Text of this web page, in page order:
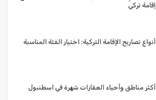
إقامة تركي
أنواع تصاريح الإقامة التركية: اختيار الفئة المناسبة
أكثر مناطق وأحياء العقارات شهرة في اسطنبول